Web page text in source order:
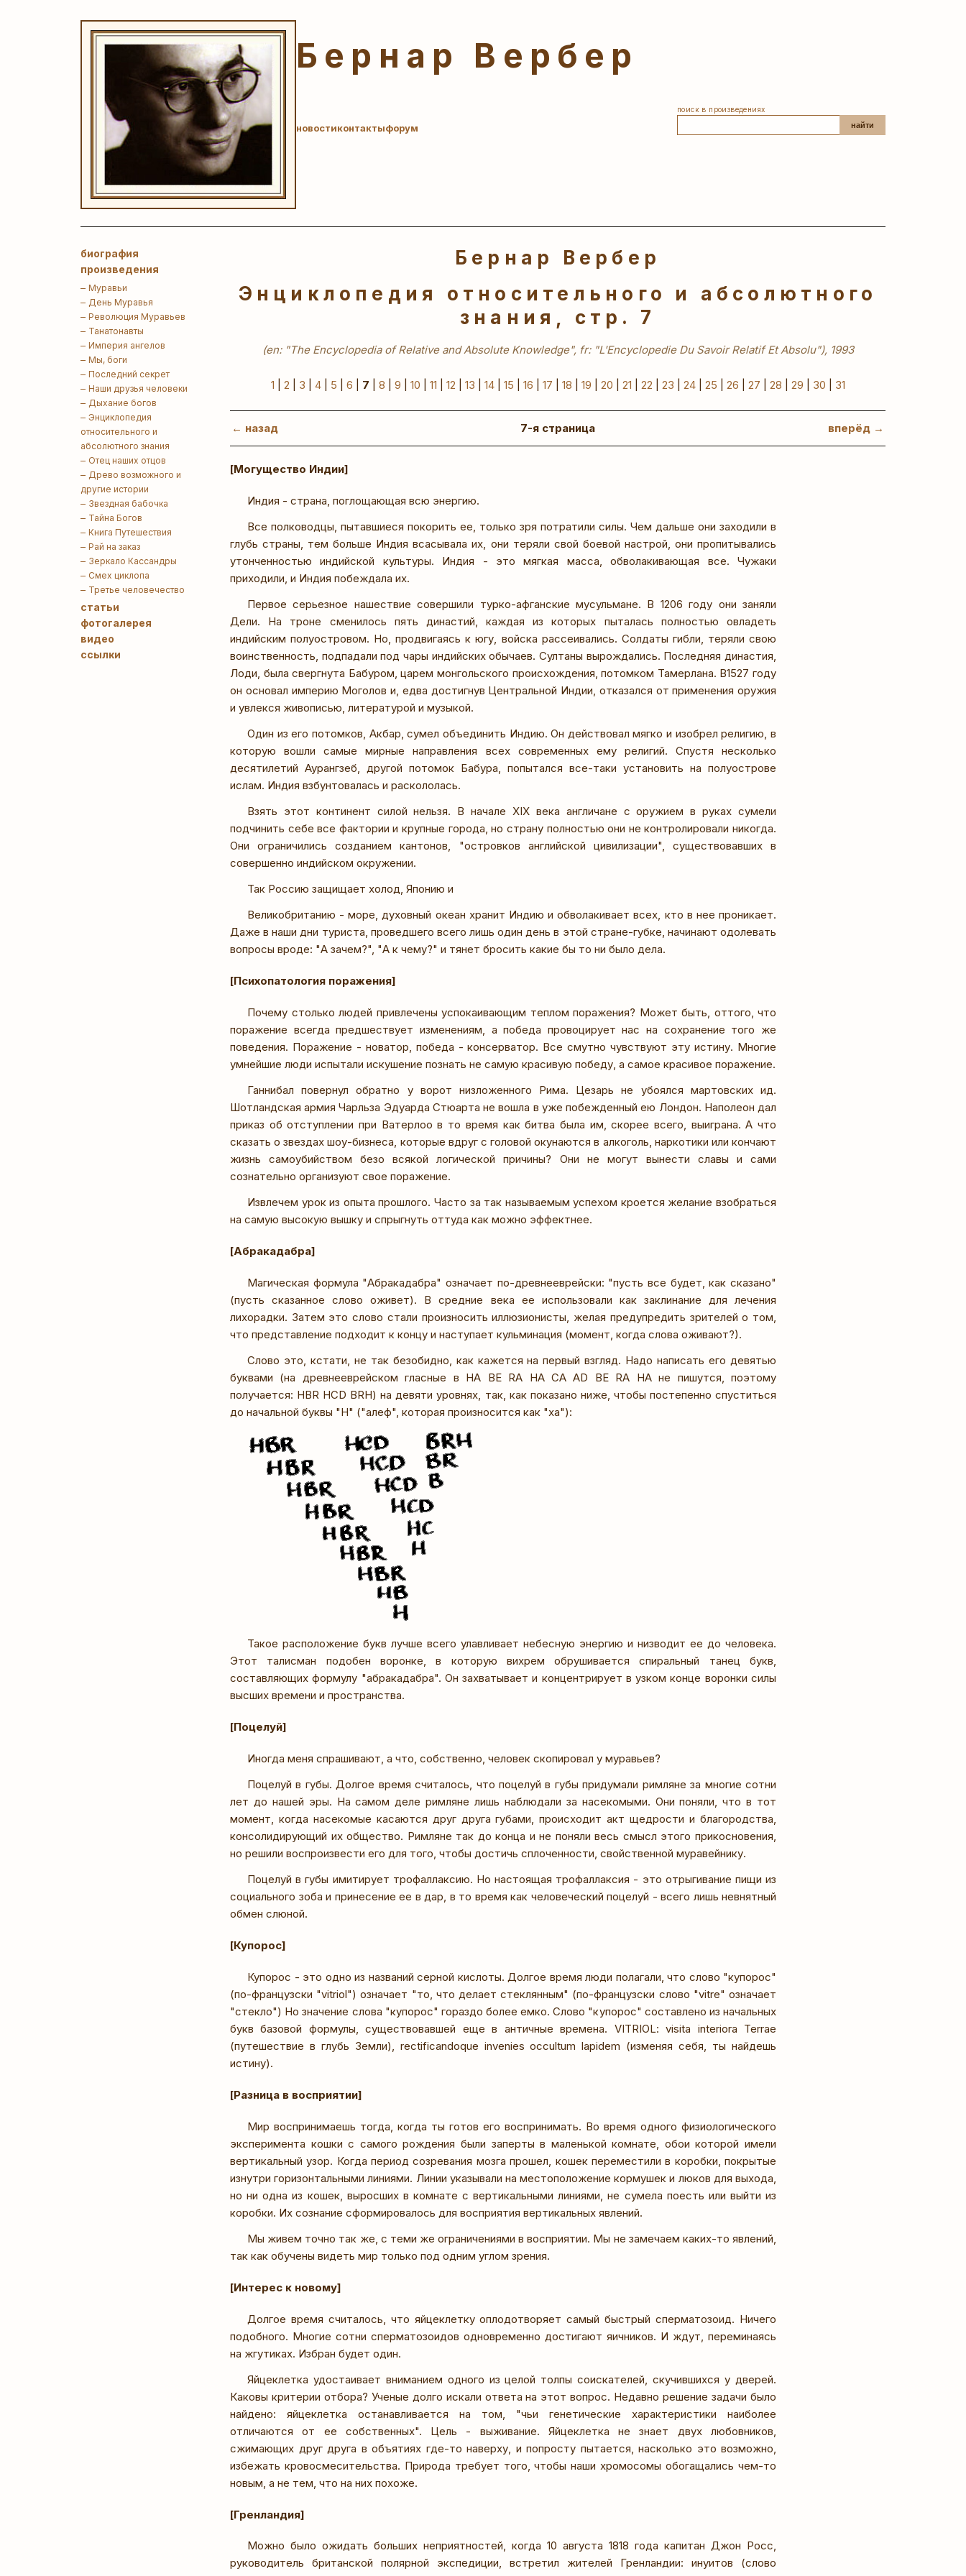
Бернар Вербер
новостиконтактыфорум
поиск в произведениях
найти
биография
произведения
Муравьи
День Муравья
Революция Муравьев
Танатонавты
Империя ангелов
Мы, боги
Последний секрет
Наши друзья человеки
Дыхание богов
Энциклопедия
относительного и
абсолютного знания
Отец наших отцов
Древо возможного и
другие истории
Звездная бабочка
Тайна Богов
Книга Путешествия
Рай на заказ
Зеркало Кассандры
Смех циклопа
Третье человечество
статьи
фотогалерея
видео
ссылки
Бернар Вербер
Энциклопедия относительного и абсолютного
знания, стр. 7
(en: "The Encyclopedia of Relative and Absolute Knowledge", fr: "L'Encyclopedie Du Savoir Relatif Et Absolu"), 1993
1 2 3 4| 5 6 7 8 9 10 11 12 13 14| 15 16 17 18 19 20 21 22 23 24| 25 26 27 28 29 30 31
← назад 7-я страница вперёд →
[Могущество Индии]
Индия - страна, поглощающая всю энергию.
Все полководцы, пытавшиеся покорить ее, только зря потратили силы. Чем дальше они заходили в
глубь страны, тем больше Индия всасывала их, они теряли свой боевой настрой, они пропитывались
утонченностью индийской культуры. Индия - это мягкая масса, обволакивающая все. Чужаки
приходили, и Индия побеждала их.
Первое серьезное нашествие совершили турко-афганские мусульмане. В 1206 году они заняли
Дели. На троне сменилось пять династий, каждая из которых пыталась полностью овладеть
индийским полуостровом. Но, продвигаясь к югу, войска рассеивались. Солдаты гибли, теряли свою
воинственность, подпадали под чары индийских обычаев. Султаны вырождались. Последняя династия,
Лоди, была свергнута Бабуром, царем монгольского происхождения, потомком Тамерлана. В1527 году
он основал империю Моголов и, едва достигнув Центральной Индии, отказался от применения оружия
и увлекся живописью, литературой и музыкой.
Один из его потомков, Акбар, сумел объединить Индию. Он действовал мягко и изобрел религию, в
которую вошли самые мирные направления всех современных ему религий. Спустя несколько
десятилетий Аурангзеб, другой потомок Бабура, попытался все-таки установить на полуострове
ислам. Индия взбунтовалась и раскололась.
Взять этот континент силой нельзя. В начале XIX века англичане с оружием в руках сумели
подчинить себе все фактории и крупные города, но страну полностью они не контролировали никогда.
Они ограничились созданием кантонов, "островков английской цивилизации", существовавших в
совершенно индийском окружении.
Так Россию защищает холод, Японию и
Великобританию - море, духовный океан хранит Индию и обволакивает всех, кто в нее проникает.
Даже в наши дни туриста, проведшего всего лишь один день в этой стране-губке, начинают одолевать
вопросы вроде: "А зачем?", "А к чему?" и тянет бросить какие бы то ни было дела.
[Психопатология поражения]
Почему столько людей привлечены успокаивающим теплом поражения? Может быть, оттого, что
поражение всегда предшествует изменениям, а победа провоцирует нас на сохранение того же
поведения. Поражение - новатор, победа - консерватор. Все смутно чувствуют эту истину. Многие
умнейшие люди испытали искушение познать не самую красивую победу, а самое красивое поражение.
Ганнибал повернул обратно у ворот низложенного Рима. Цезарь не убоялся мартовских ид.
Шотландская армия Чарльза Эдуарда Стюарта не вошла в уже побежденный ею Лондон. Наполеон дал
приказ об отступлении при Ватерлоо в то время как битва была им, скорее всего, выиграна. А что
сказать о звездах шоу-бизнеса, которые вдруг с головой окунаются в алкоголь, наркотики или кончают
жизнь самоубийством безо всякой логической причины? Они не могут вынести славы и сами
сознательно организуют свое поражение.
Извлечем урок из опыта прошлого. Часто за так называемым успехом кроется желание взобраться
на самую высокую вышку и спрыгнуть оттуда как можно эффектнее.
[Абракадабра]
Магическая формула "Абракадабра" означает по-древнееврейски: "пусть все будет, как сказано"
(пусть сказанное слово оживет). В средние века ее использовали как заклинание для лечения
лихорадки. Затем это слово стали произносить иллюзионисты, желая предупредить зрителей о том,
что представление подходит к концу и наступает кульминация (момент, когда слова оживают?).
Слово это, кстати, не так безобидно, как кажется на первый взгляд. Надо написать его девятью
буквами (на древнееврейском гласные в НА BE RA НА СА AD BE RA НА не пишутся, поэтому
получается: HBR HCD BRH) на девяти уровнях, так, как показано ниже, чтобы постепенно спуститься
до начальной буквы "Н" ("алеф", которая произносится как "ха"):
Такое расположение букв лучше всего улавливает небесную энергию и низводит ее до человека.
Этот талисман подобен воронке, в которую вихрем обрушивается спиральный танец букв,
составляющих формулу "абракадабра". Он захватывает и концентрирует в узком конце воронки силы
высших времени и пространства.
[Поцелуй]
Иногда меня спрашивают, а что, собственно, человек скопировал у муравьев?
Поцелуй в губы. Долгое время считалось, что поцелуй в губы придумали римляне за многие сотни
лет до нашей эры. На самом деле римляне лишь наблюдали за насекомыми. Они поняли, что в тот
момент, когда насекомые касаются друг друга губами, происходит акт щедрости и благородства,
консолидирующий их общество. Римляне так до конца и не поняли весь смысл этого прикосновения,
но решили воспроизвести его для того, чтобы достичь сплоченности, свойственной муравейнику.
Поцелуй в губы имитирует трофаллаксию. Но настоящая трофаллаксия - это отрыгивание пищи из
социального зоба и принесение ее в дар, в то время как человеческий поцелуй - всего лишь невнятный
обмен слюной.
[Купорос]
Купорос - это одно из названий серной кислоты. Долгое время люди полагали, что слово "купорос"
(по-французски "vitriol") означает "то, что делает стеклянным" (по-французски слово "vitre" означает
"стекло") Но значение слова "купорос" гораздо более емко. Слово "купорос" составлено из начальных
букв базовой формулы, существовавшей еще в античные времена. VITRIOL: visita interiora Terrae
(путешествие в глубь Земли), rectificandoque invenies occultum lapidem (изменяя себя, ты найдешь
истину).
[Разница в восприятии]
Мир воспринимаешь тогда, когда ты готов его воспринимать. Во время одного физиологического
эксперимента кошки с самого рождения были заперты в маленькой комнате, обои которой имели
вертикальный узор. Когда период созревания мозга прошел, кошек переместили в коробки, покрытые
изнутри горизонтальными линиями. Линии указывали на местоположение кормушек и люков для выхода,
но ни одна из кошек, выросших в комнате с вертикальными линиями, не сумела поесть или выйти из
коробки. Их сознание сформировалось для восприятия вертикальных явлений.
Мы живем точно так же, с теми же ограничениями в восприятии. Мы не замечаем каких-то явлений,
так как обучены видеть мир только под одним углом зрения.
[Интерес к новому]
Долгое время считалось, что яйцеклетку оплодотворяет самый быстрый сперматозоид. Ничего
подобного. Многие сотни сперматозоидов одновременно достигают яичников. И ждут, переминаясь
на жгутиках. Избран будет один.
Яйцеклетка удостаивает вниманием одного из целой толпы соискателей, скучившихся у дверей.
Каковы критерии отбора? Ученые долго искали ответа на этот вопрос. Недавно решение задачи было
найдено: яйцеклетка останавливается на том, "чьи генетические характеристики наиболее
отличаются от ее собственных". Цель - выживание. Яйцеклетка не знает двух любовников,
сжимающих друг друга в объятиях где-то наверху, и попросту пытается, насколько это возможно,
избежать кровосмесительства. Природа требует того, чтобы наши хромосомы обогащались чем-то
новым, а не тем, что на них похоже.
[Гренландия]
Можно было ожидать больших неприятностей, когда 10 августа 1818 года капитан Джон Росс,
руководитель британской полярной экспедиции, встретил жителей Гренландии: инуитов (слово